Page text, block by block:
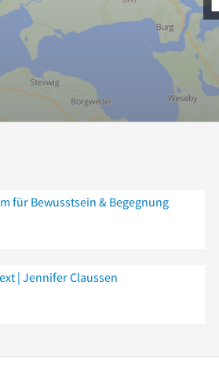
für Bewusstsein & Begegnung
| Jennifer Claussen